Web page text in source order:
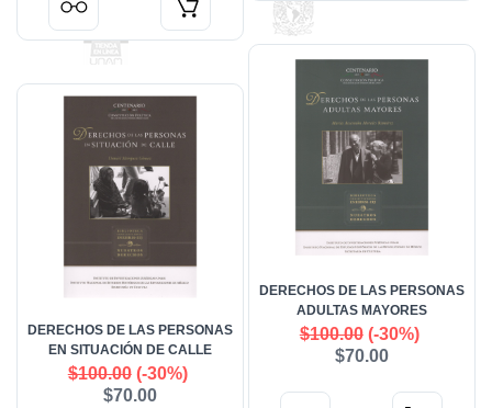
DERECHOS DE LAS PERSONAS
ADULTAS MAYORES
$100.00(-30%)
$70.00
DERECHOS DE LAS PERSONAS
EN SITUACIÓN DE CALLE
$100.00(-30%)
$70.00